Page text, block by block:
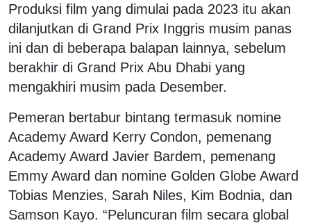
Produksi film yang dimulai pada 2023 itu akan
dilanjutkan di Grand Prix Inggris musim panas
ini dan di beberapa balapan lainnya, sebelum
berakhir di Grand Prix Abu Dhabi yang
mengakhiri musim pada Desember.
Pemeran bertabur bintang termasuk nomine
Academy Award Kerry Condon, pemenang
Academy Award Javier Bardem, pemenang
Emmy Award dan nomine Golden Globe Award
Tobias Menzies, Sarah Niles, Kim Bodnia, dan
Samson Kayo. “Peluncuran film secara global